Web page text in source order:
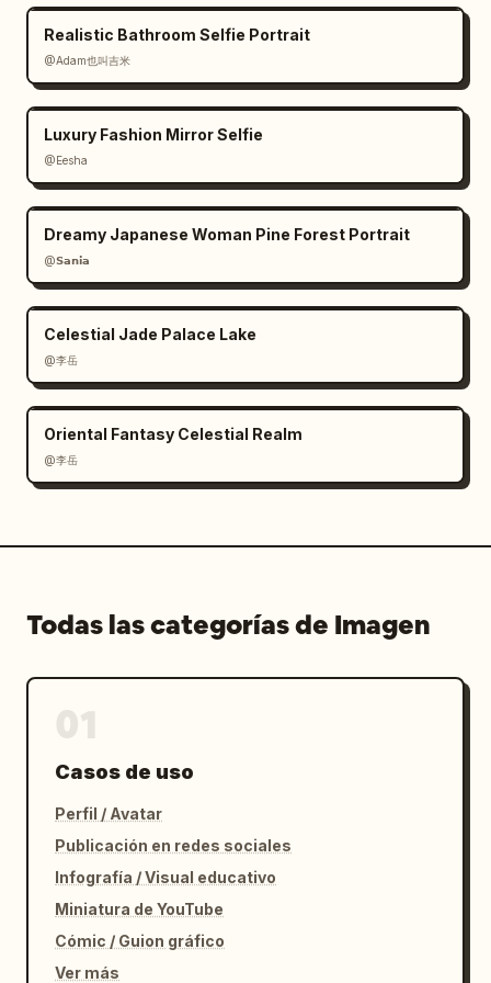
beige arena, sombras marrón oscuro
.
Realistic Bathroom Selfie Portrait
@Adam也叫吉米
Luxury Fashion Mirror Selfie
@Eesha
Dreamy Japanese Woman Pine Forest Portrait
@𝗦𝗮𝗻𝗶𝗮
Celestial Jade Palace Lake
@李岳
Oriental Fantasy Celestial Realm
@李岳
Todas las categorías de Imagen
Casos de uso
Perfil / Avatar
Publicación en redes sociales
Infografía / Visual educativo
Miniatura de YouTube
Cómic / Guion gráfico
Ver más